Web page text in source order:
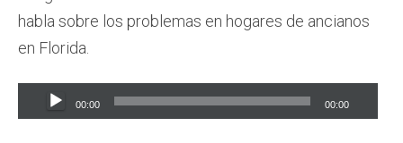
habla sobre los problemas en hogares de ancianos
en Florida.
Audio
Player
00:00 00:00